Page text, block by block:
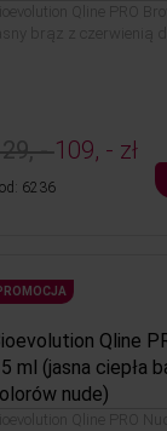
Qline PRO
brąz z czerwienią
-109, - zł
6236
Qline
ml (jasna ciepła
nude)
Qline PRO